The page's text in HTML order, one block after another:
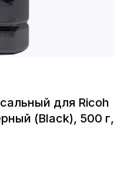
для Ricoh
(Black), 500 г,